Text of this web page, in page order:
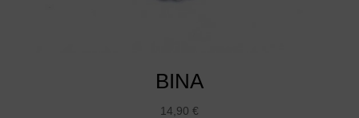
BINA
14,90 €